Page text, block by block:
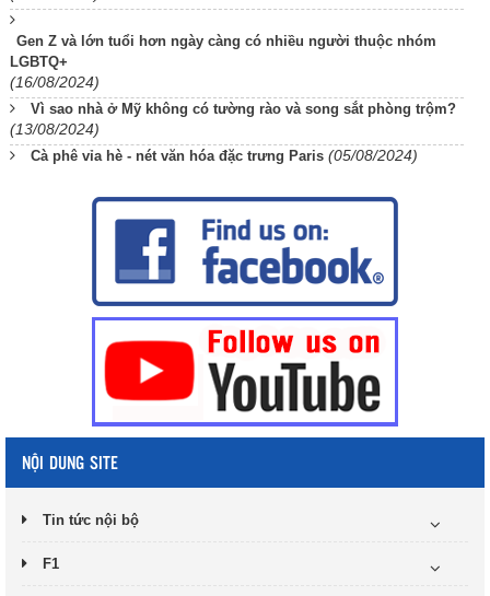
Gen Z và lớn tuổi hơn ngày càng có nhiều người thuộc nhóm
LGBTQ+
(16/08/2024)
Vì sao nhà ở Mỹ không có tường rào và song sắt phòng trộm?
(13/08/2024)
Cà phê vỉa hè - nét văn hóa đặc trưng Paris (05/08/2024)
NỘI DUNG SITE
Tin tức nội bộ
F1